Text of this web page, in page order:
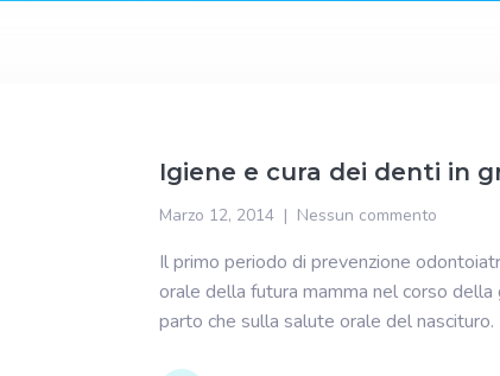
Igiene e cura dei denti in
Marzo 12, 2014 Nessun commento
Il primo periodo di prevenzione
orale della futura mamma nel corso
parto che sulla salute orale del nascituro.